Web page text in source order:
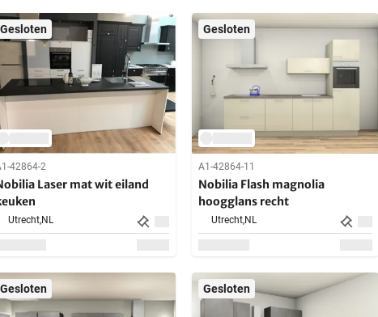
Gesloten
42864-2
Laser mat wit eiland
Utrecht,NL
Gesloten
A1-42864-11
Nobilia Flash magnolia
hoogglans recht
Utrecht,NL
Gesloten Gesloten